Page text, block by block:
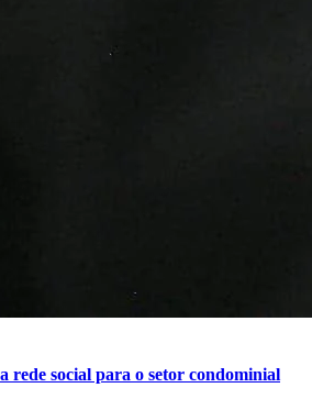
rede social para o setor condominial